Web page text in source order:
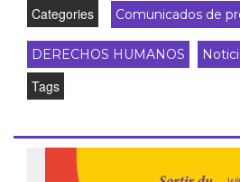
Categories Comunicados de
DERECHOS HUMANOS
Tags